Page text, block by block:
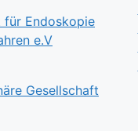
für Endoskopie
e.V
Gesellschaft